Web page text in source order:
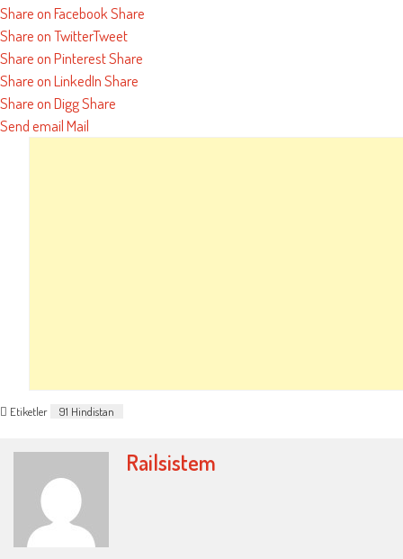
Share on FacebookShare
Share on TwitterTweet
Share on PinterestShare
Share on LinkedInShare
Share on DiggShare
Send emailMail
Etiketler 91 Hindistan
Railsistem